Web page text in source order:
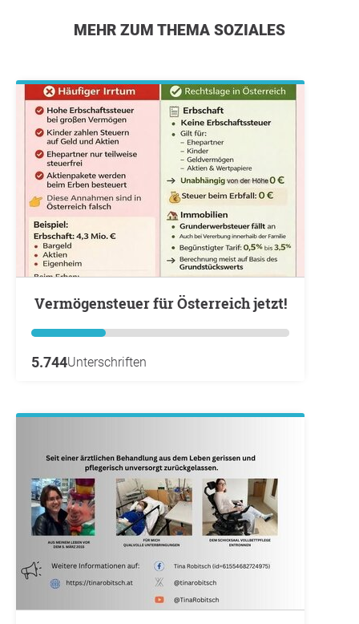
MEHR ZUM THEMA SOZIALES
Vermögensteuer für Österreich jetzt!
5.744Unterschriften